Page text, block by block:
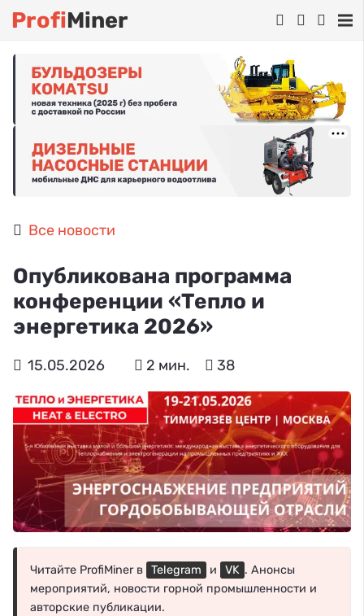
ProfiMiner
Все новости
Опубликована программа
конференции «Тепло и
энергетика 2026»
15.05.2026 2 мин. 38
Читайте ProfiMiner в Telegram и VK . Анонсы
мероприятий, новости горной промышленности и
авторские публикации.